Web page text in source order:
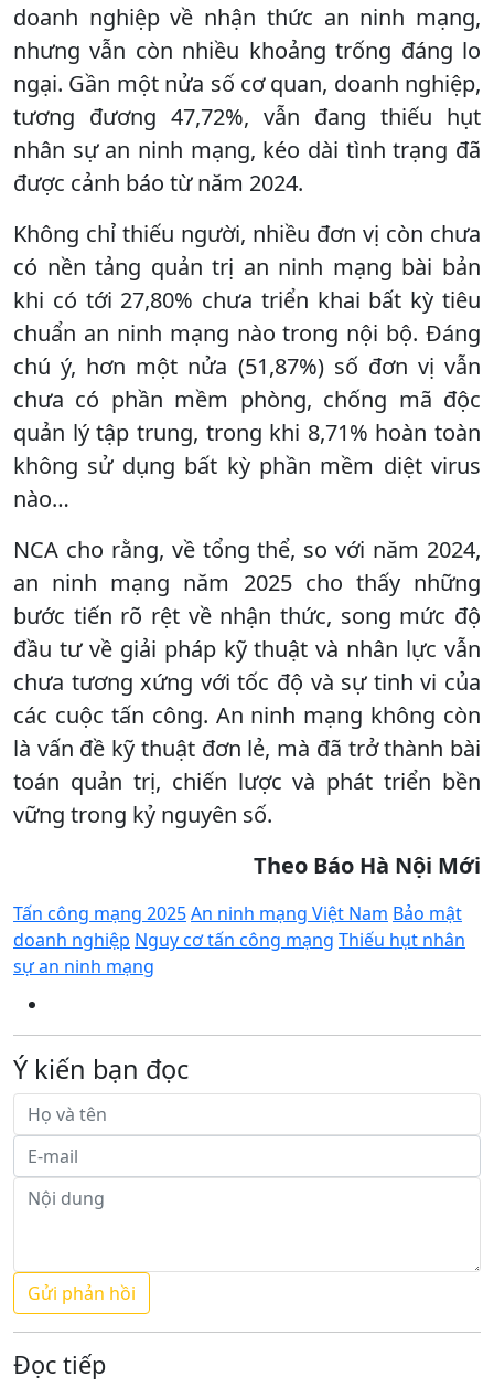
doanh nghiệp về nhận thức an ninh mạng,
nhưng vẫn còn nhiều khoảng trống đáng lo
ngại. Gần một nửa số cơ quan, doanh nghiệp,
tương đương 47,72%, vẫn đang thiếu hụt
nhân sự an ninh mạng, kéo dài tình trạng đã
được cảnh báo từ năm 2024.
Không chỉ thiếu người, nhiều đơn vị còn chưa
có nền tảng quản trị an ninh mạng bài bản
khi có tới 27,80% chưa triển khai bất kỳ tiêu
chuẩn an ninh mạng nào trong nội bộ. Đáng
chú ý, hơn một nửa (51,87%) số đơn vị vẫn
chưa có phần mềm phòng, chống mã độc
quản lý tập trung, trong khi 8,71% hoàn toàn
không sử dụng bất kỳ phần mềm diệt virus
nào…
NCA cho rằng, về tổng thể, so với năm 2024,
an ninh mạng năm 2025 cho thấy những
bước tiến rõ rệt về nhận thức, song mức độ
đầu tư về giải pháp kỹ thuật và nhân lực vẫn
chưa tương xứng với tốc độ và sự tinh vi của
các cuộc tấn công. An ninh mạng không còn
là vấn đề kỹ thuật đơn lẻ, mà đã trở thành bài
toán quản trị, chiến lược và phát triển bền
vững trong kỷ nguyên số.
Theo Báo Hà Nội Mới
Tấn công mạng 2025An ninh mạng Việt Nam Bảo mật
doanh nghiệp Nguy cơ tấn công mạng Thiếu hụt nhân
sự an ninh mạng
Ý kiến bạn đọc
Đọc tiếp